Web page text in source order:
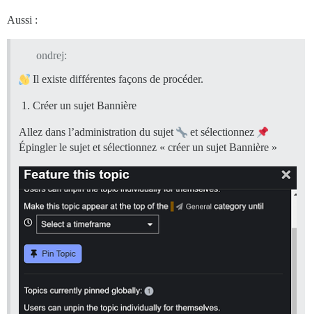
Aussi :
ondrej:
Il existe différentes façons de procéder.
Créer un sujet Bannière
Allez dans l’administration du sujet
et sélectionnez
Épingler le sujet et sélectionnez « créer un sujet Bannière »